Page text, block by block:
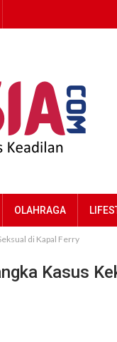
OLAHRAGA
di Kapal Ferry
Kasus